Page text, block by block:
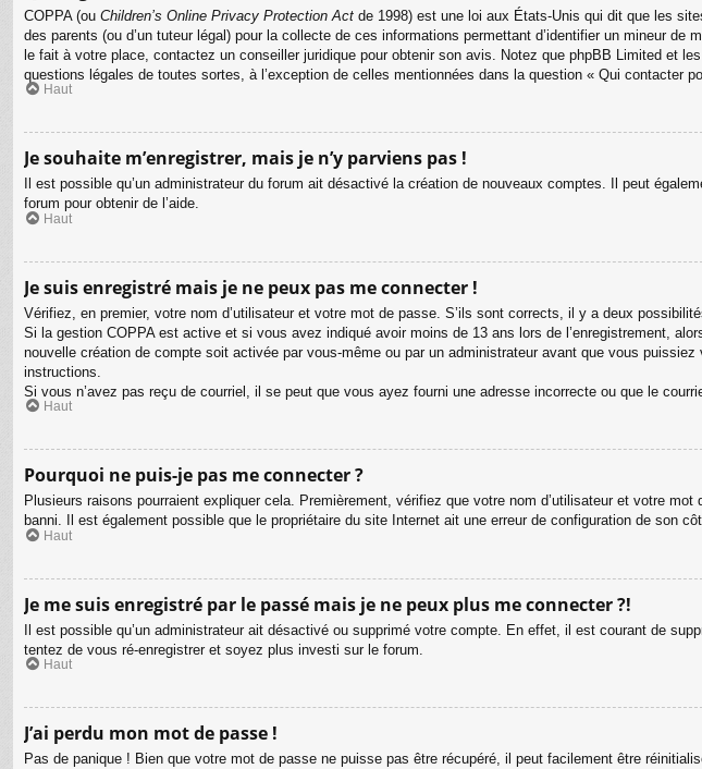
COPPA (ou Children’s Online Privacy Protection Act de 1998) est une loi aux États-Unis qui dit que les
des parents (ou d’un tuteur légal) pour la collecte de ces informations permettant d’identifier un mineur
le fait à votre place, contactez un conseiller juridique pour obtenir son avis. Notez que phpBB Limited et
questions légales de toutes sortes, à l’exception de celles mentionnées dans la question « Qui contacter
Haut
Je souhaite m’enregistrer, mais je n’y parviens pas !
Il est possible qu’un administrateur du forum ait désactivé la création de nouveaux comptes. Il peut
forum pour obtenir de l’aide.
Haut
Je suis enregistré mais je ne peux pas me connecter !
Vérifiez, en premier, votre nom d’utilisateur et votre mot de passe. S’ils sont corrects, il y a deux
Si la gestion COPPA est active et si vous avez indiqué avoir moins de 13 ans lors de l’enregistrement,
nouvelle création de compte soit activée par vous-même ou par un administrateur avant que vous
instructions.
Si vous n’avez pas reçu de courriel, il se peut que vous ayez fourni une adresse incorrecte ou que le
Haut
Pourquoi ne puis-je pas me connecter ?
Plusieurs raisons pourraient expliquer cela. Premièrement, vérifiez que votre nom d’utilisateur et votre
banni. Il est également possible que le propriétaire du site Internet ait une erreur de configuration de son
Haut
Je me suis enregistré par le passé mais je ne peux plus me connecter ?!
Il est possible qu’un administrateur ait désactivé ou supprimé votre compte. En effet, il est courant de
tentez de vous ré-enregistrer et soyez plus investi sur le forum.
Haut
J’ai perdu mon mot de passe !
Pas de panique ! Bien que votre mot de passe ne puisse pas être récupéré, il peut facilement être